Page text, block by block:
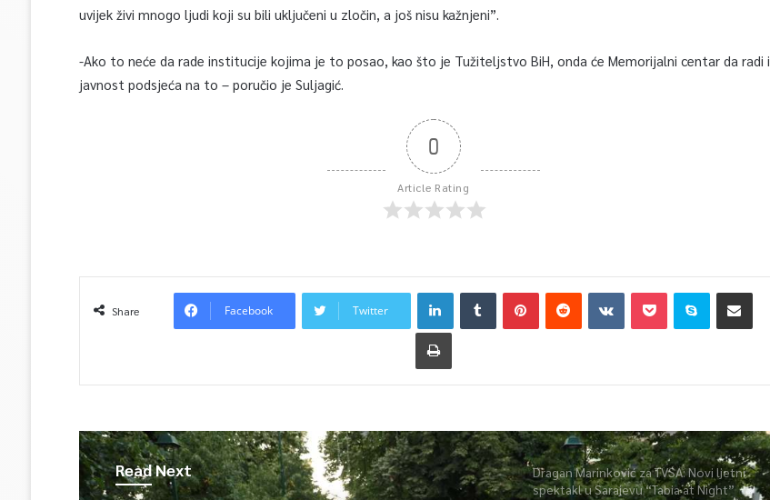
uvijek živi mnogo ljudi koji su bili uključeni u zločin, a još nisu kažnjeni”.
-Ako to neće da rade institucije kojima je to posao, kao što je Tužiteljstvo BiH, onda će Memorijalni centar da radi i
javnost podsjeća na to – poručio je Suljagić.
0
Article Rating
Share Facebook Twitter
Read Next
Dragan Marinković za TVSA: Novi ljetni
spektakl u Sarajevu “Tabia at Night”